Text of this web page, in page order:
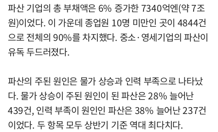
파산 기업의 총 부채액은 6% 증가한 7340억엔(약 7조
원)이었다. 이 가운데 종업원 10명 미만인 곳이 4844건
으로 전체의 90%를 차지했다. 중소·영세기업의 파산이
유독 두드러졌다.
파산의 주된 원인은 물가 상승과 인력 부족으로 나타났
다. 물가 상승이 주된 원인이 된 파산은 28% 늘어난
439건, 인력 부족이 원인인 파산은 38% 늘어난 237건
이었다. 두 항목 모두 상반기 기준 역대 최다치다.